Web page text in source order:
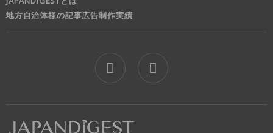
地方自治体様の記事広告制作実績